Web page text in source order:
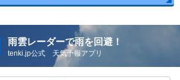
雨雲レーダーで雨を回避！
tenki.jp公式 天気予報アプリ